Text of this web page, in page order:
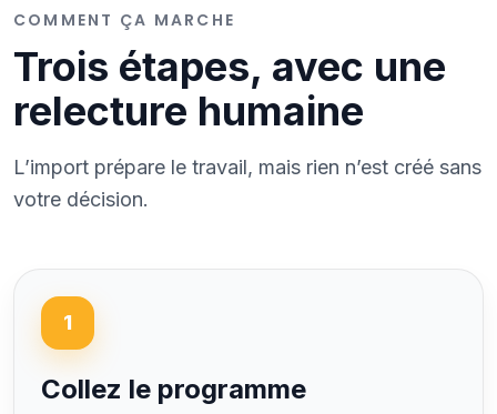
COMMENT ÇA MARCHE
Trois étapes, avec une
relecture humaine
L’import prépare le travail, mais rien n’est créé sans
votre décision.
1
Collez le programme